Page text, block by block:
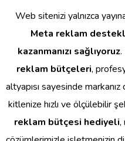
Web sitenizi yalnızca
Meta reklam
kazanmanızı sağlıyoruz.
reklam bütçeleri,
altyapısı sayesinde
kitlenize hızlı ve ölçülebilir
reklam bütçesi hediyeli,